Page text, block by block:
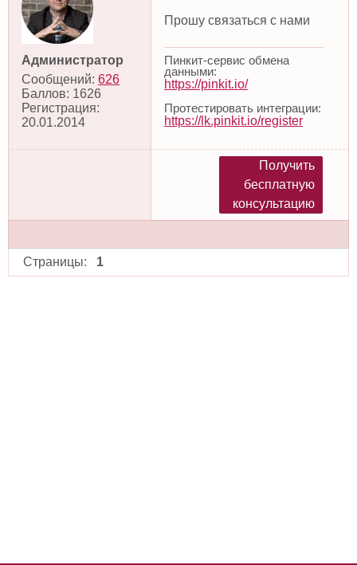
Администратор
Сообщений: 626
Баллов: 1626
Регистрация:
20.01.2014
Прошу связаться с нами
Пинкит-сервис обмена
данными:
https://pinkit.io/
Протестировать интеграции:
https://lk.pinkit.io/register
Получить
бесплатную
консультацию
Страницы: 1